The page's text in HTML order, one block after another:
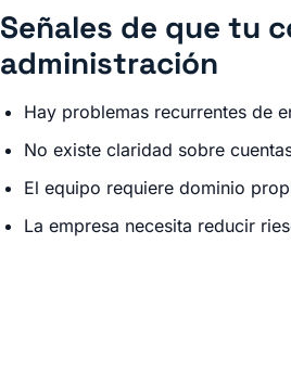
Señales de que tu
administración
Hay problemas recurrentes de
No existe claridad sobre
El equipo requiere dominio
La empresa necesita reducir